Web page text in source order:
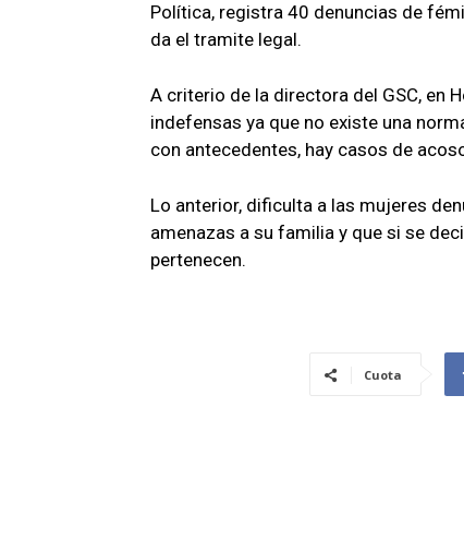
Política, registra 40 denuncias de
da el tramite legal.
A criterio de la directora del GSC, en
indefensas ya que no existe una
con antecedentes, hay casos de
Lo anterior, dificulta a las mujeres
amenazas a su familia y que si se
pertenecen.
Cuota